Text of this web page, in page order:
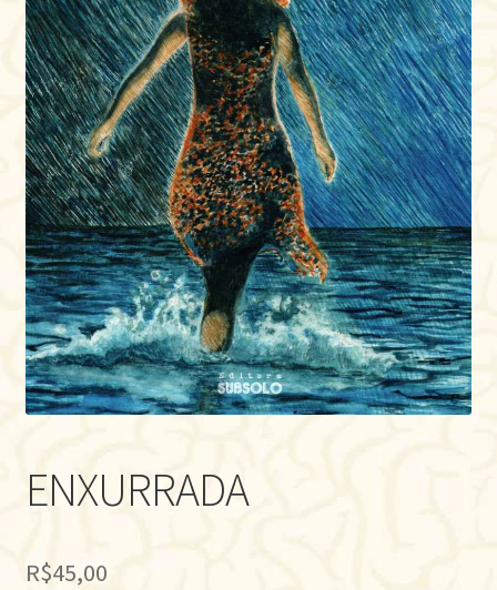
ENXURRADA
R$45,00